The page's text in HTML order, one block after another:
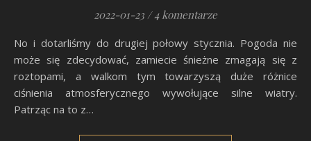
2022-01-23 / 4 komentarze
No i dotarliśmy do drugiej połowy stycznia. Pogoda nie
może się zdecydować, zamiecie śnieżne zmagają się z
roztopami, a walkom tym towarzyszą duże różnice
ciśnienia atmosferycznego wywołujące silne wiatry.
Patrząc na to z…